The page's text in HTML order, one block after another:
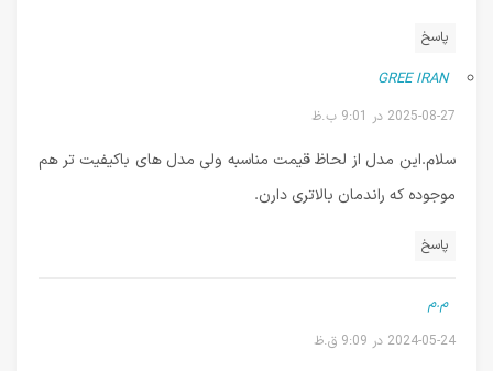
پاسخ
GREE IRAN
2025-08-27 در 9:01 ب.ظ
سلام.این مدل از لحاظ قیمت مناسبه ولی مدل های باکیفیت تر هم
موجوده که راندمان بالاتری دارن.
پاسخ
م.م
2024-05-24 در 9:09 ق.ظ